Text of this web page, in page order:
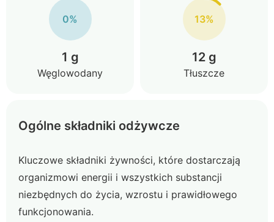
0%
1 g
Węglowodany
13%
12 g
Tłuszcze
Ogólne składniki odżywcze
Kluczowe składniki żywności, które dostarczają
organizmowi energii i wszystkich substancji
niezbędnych do życia, wzrostu i prawidłowego
funkcjonowania.